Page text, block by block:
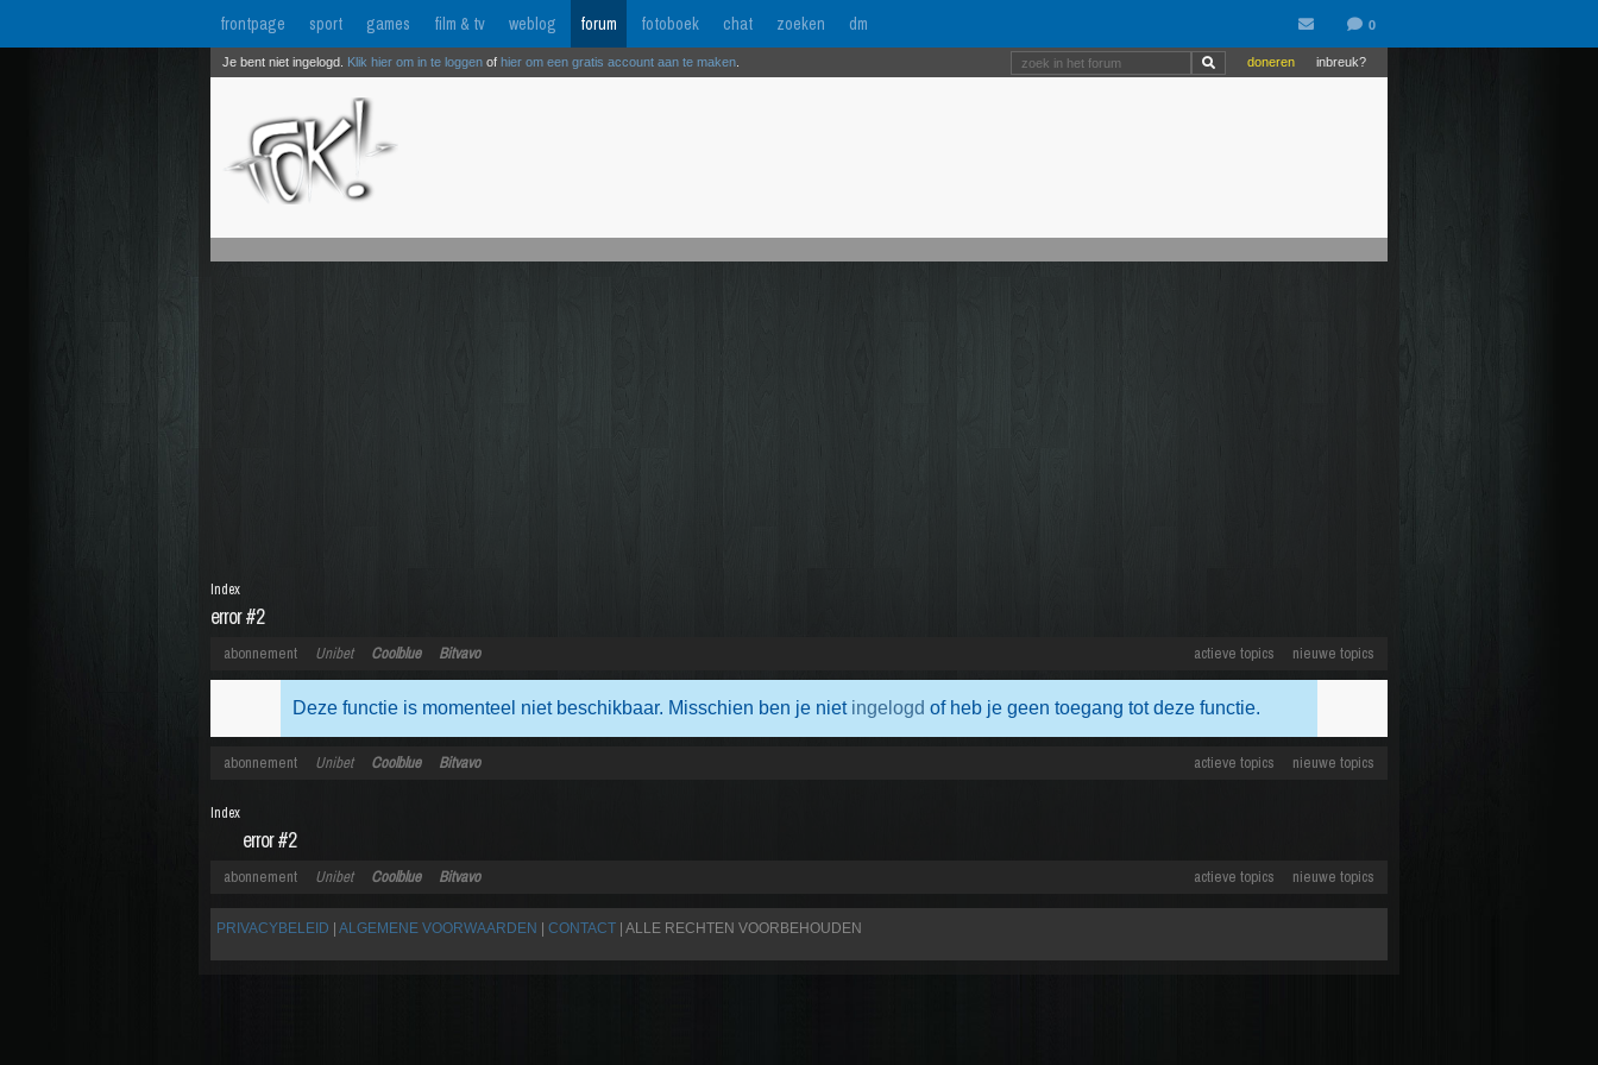
frontpage sport games film & tv weblog forum fotoboek chat zoeken dm
inbreuk?
doneren
Je bent niet ingelogd. Klik hier om in te loggen of hier om een gratis account aan te maken
error #2
Index
actieve topics nieuwe topics
abonnement Unibet Coolblue Bitvavo
Deze functie is momenteel niet beschikbaar. Misschien ben je niet ingelogd of heb je geen toegang tot deze functie.
actieve topics nieuwe topics
abonnement Unibet Coolblue Bitvavo
error #2
Index
actieve topics nieuwe topics
abonnement Unibet Coolblue Bitvavo
PRIVACYBELEID ALGEMENE VOORWAARDEN CONTACT | ALLE RECHTEN VOORBEHOUDEN